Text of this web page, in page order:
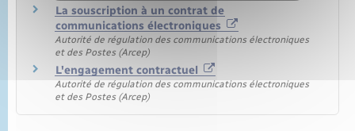
La souscription à un contrat de
communications électroniques
Autorité de régulation des communications électroniques
et des Postes (Arcep)
L'engagement contractuel
Autorité de régulation des communications électroniques
et des Postes (Arcep)